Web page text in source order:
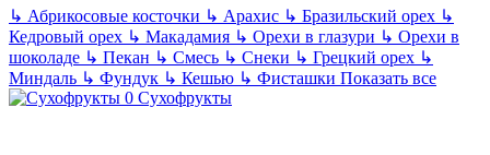
↳ Абрикосовые косточки ↳ Арахис ↳ Бразильский орех ↳
Кедровый орех ↳ Макадамия ↳ Орехи в глазури ↳ Орехи в
шоколаде ↳ Пекан ↳ Смесь ↳ Снеки ↳ Грецкий орех ↳
Миндаль ↳ Фундук ↳ Кешью ↳ Фисташки Показать все
Сухофрукты